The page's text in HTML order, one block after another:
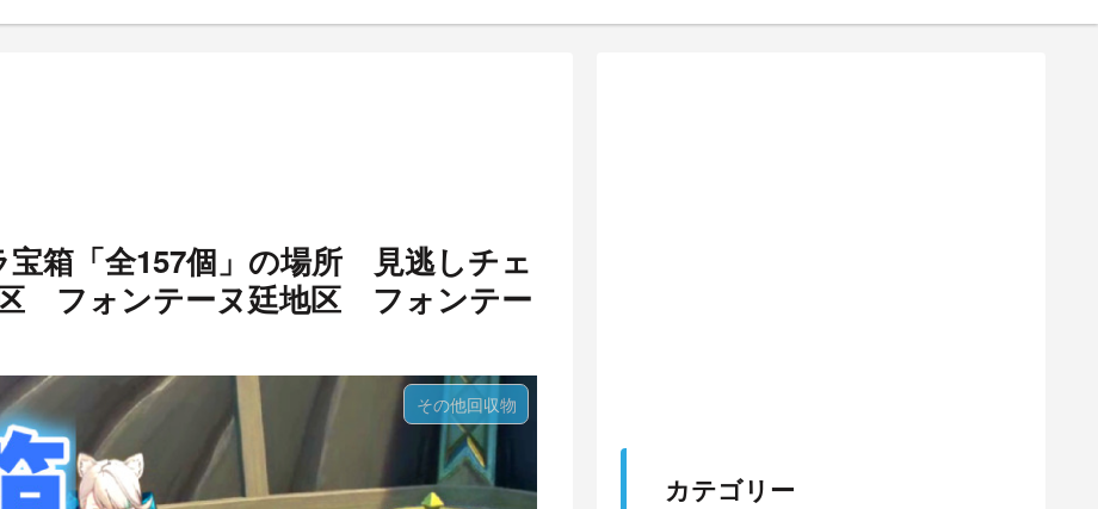
宝箱「全157個」の場所 見逃しチェ
フォンテーヌ廷地区 フォンテー
その他回収物
カテゴリー